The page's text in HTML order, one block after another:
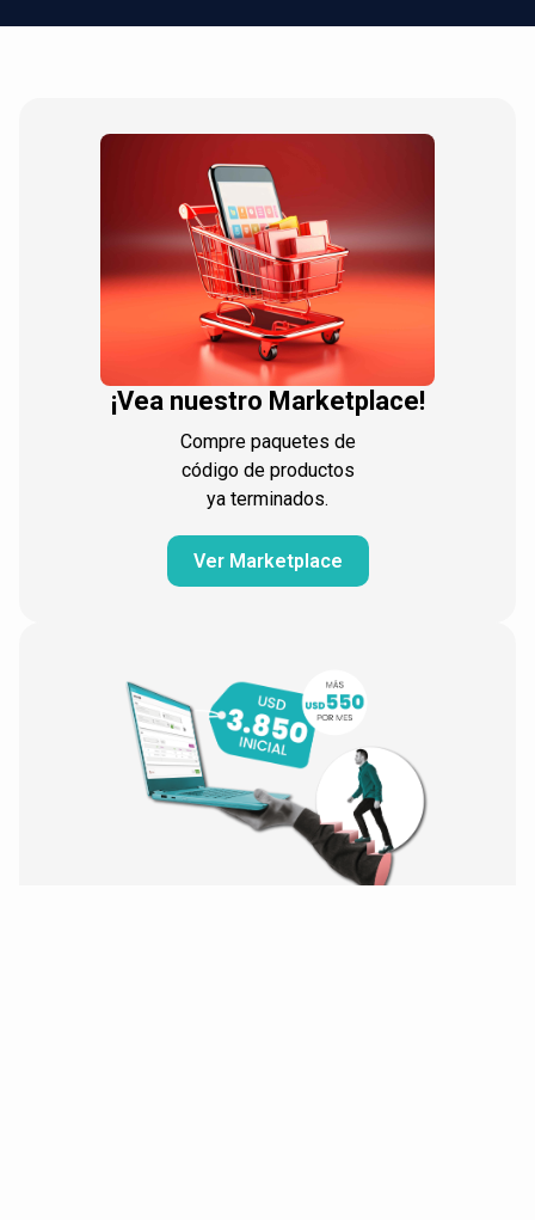
¡Vea nuestro Marketplace!
Compre paquetes de
código de productos
ya terminados.
Ver Marketplace